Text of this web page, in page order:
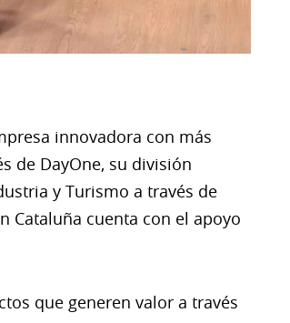
innovadora con más
de DayOne, su división
y Turismo a través de
Cataluña cuenta con el apoyo
que generen valor a través